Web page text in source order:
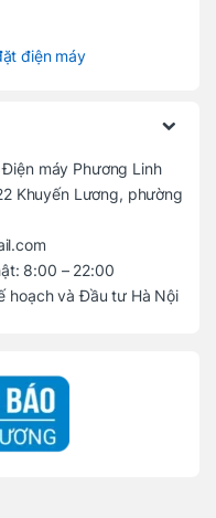
điện máy
máy Phương Linh
Khuyến Lương, phường
8:00 – 22:00
hoạch và Đầu tư Hà Nội